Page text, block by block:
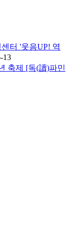
터 '웃음UP! 역
13
축제 [독(讀)파민